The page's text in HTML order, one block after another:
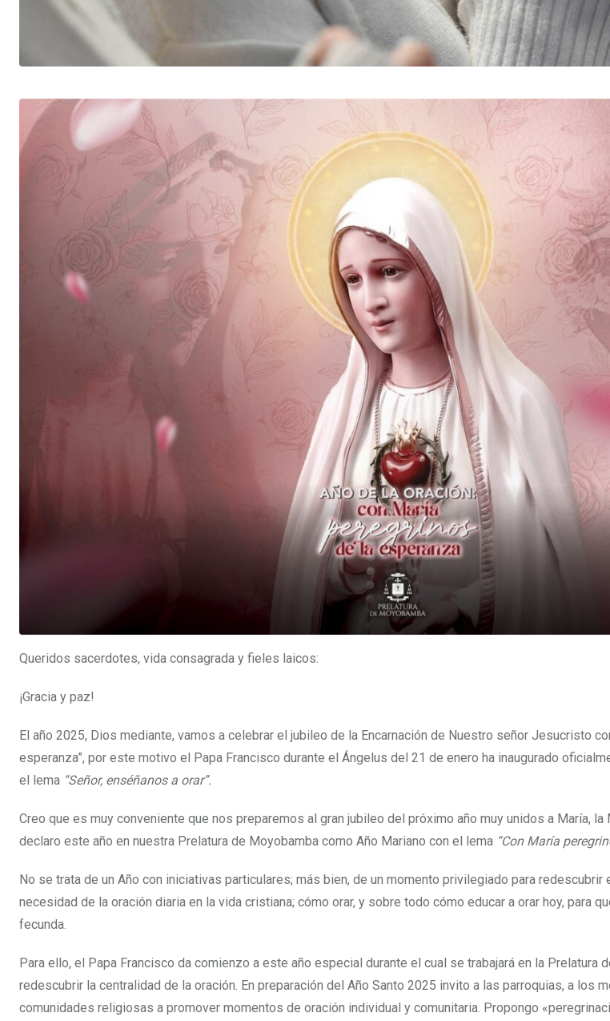
Queridos sacerdotes, vida consagrada y fieles laicos:
¡Gracia y paz!
El año 2025, Dios mediante, vamos a celebrar el jubileo de la Encarnación de Nuestro señor Jesucristo
esperanza”, por este motivo el Papa Francisco durante el Ángelus del 21 de enero ha inaugurado
el lema “Señor, enséñanos a orar”.
Creo que es muy conveniente que nos preparemos al gran jubileo del próximo año muy unidos a María, la
declaro este año en nuestra Prelatura de Moyobamba como Año Mariano con el lema “Con María
No se trata de un Año con iniciativas particulares; más bien, de un momento privilegiado para redescubrir
necesidad de la oración diaria en la vida cristiana; cómo orar, y sobre todo cómo educar a orar hoy, para
fecunda.
Para ello, el Papa Francisco da comienzo a este año especial durante el cual se trabajará en la Prelatura
redescubrir la centralidad de la oración. En preparación del Año Santo 2025 invito a las parroquias, a los
comunidades religiosas a promover momentos de oración individual y comunitaria. Propongo